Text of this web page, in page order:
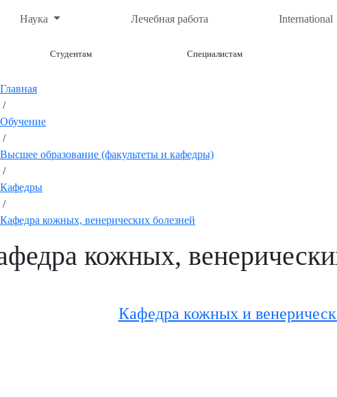
Наука Лечебная работа International
Студентам Специалистам
Главная
/
Обучение
/
Высшее образование (факультеты и кафедры)
/
Кафедры
/
Кафедра кожных, венерических болезней
кожных,
Кафедра кожных и